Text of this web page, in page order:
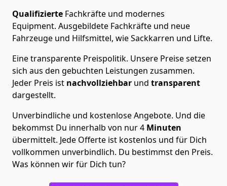
Qualifizierte Fachkräfte und modernes
Equipment. Ausgebildete Fachkräfte und neue
Fahrzeuge und Hilfsmittel, wie Sackkarren und Lifte.
Eine transparente Preispolitik. Unsere Preise setzen
sich aus den gebuchten Leistungen zusammen.
Jeder Preis ist nachvollziehbar und transparent
dargestellt.
Unverbindliche und kostenlose Angebote. Und die
bekommst Du innerhalb von nur4 Minuten
übermittelt. Jede Offerte ist kostenlos und für Dich
vollkommen unverbindlich. Du bestimmst den Preis.
Was können wir für Dich tun?